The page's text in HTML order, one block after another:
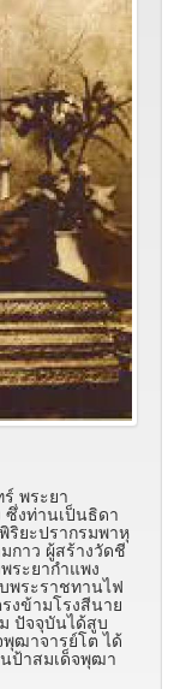
พระยา
งท่านเป็นธิดา
ริยะปรากรมพาหุ
กาว ผู้สร้างวัดชี
ระยากำแพง
พระราชทานไฟ
งข้ามโรงสีนาย
ปัจจุบันได้สูบ
ฒาจารย์โต ได้
ป้าสมเด็จพุฒา